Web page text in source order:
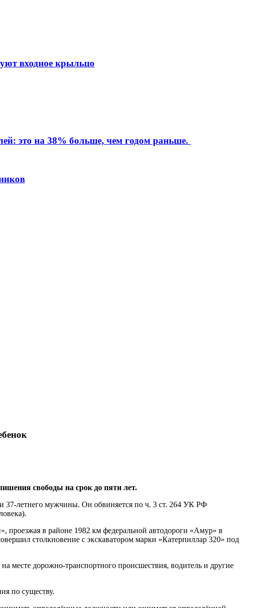
входное крыльцо
это на 38% больше, чем годом раньше.
свободы на срок до пяти лет.
37-летнего мужчины. Он обвиняется по ч. 3 ст. 264 УК РФ
проезжая в районе 1982 км федеральной автодороги «Амур» в
столкновение с экскаватором марки «Катерпиллар 320» под
месте дорожно-транспортного происшествия, водитель и другие
по существу.